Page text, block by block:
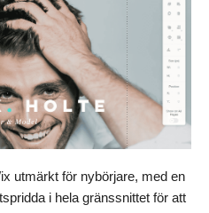
utmärkt för nybörjare, med en
i hela gränssnittet för att